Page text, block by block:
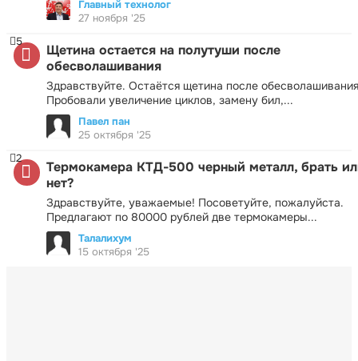
Главный технолог
27 ноября '25
Щетина остается на полутуши после
обесволашивания
Здравствуйте. Остаётся щетина после
Пробовали увеличение циклов, замену бил,...
5
Павел пан
25 октября '25
Термокамера КТД-500 черный металл, брать
нет?
Здравствуйте, уважаемые! Посоветуйте, пожалуйста.
Предлагают по 80000 рублей две термокамеры...
2
Талалихум
15 октября '25